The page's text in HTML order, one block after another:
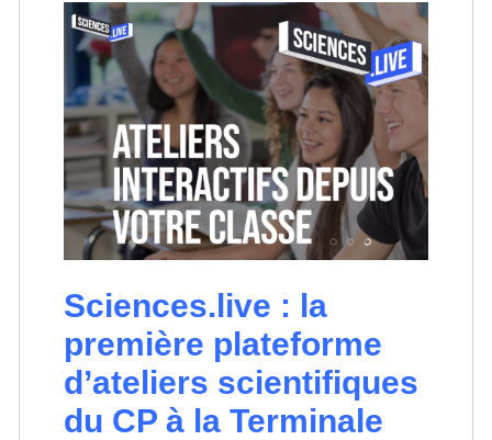
Sciences.live : la
première plateforme
d’ateliers scientifiques
du CP à la Terminale